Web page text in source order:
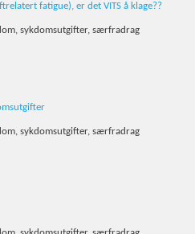
fatigue), er det VITS å klage??